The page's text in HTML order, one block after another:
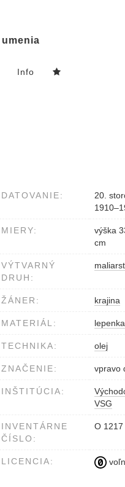
umenia
Info
DATOVANIE:
20.
MIERY:
výška
cm
VÝTVARNÝ
DRUH:
ŽÁNER: krajina
MATERIÁL: lepenka
TECHNIKA: olej
ZNAČENIE: vpravo
INŠTITÚCIA:
VSG
INVENTÁRNE
ČÍSLO:
O 1217
LICENCIA: